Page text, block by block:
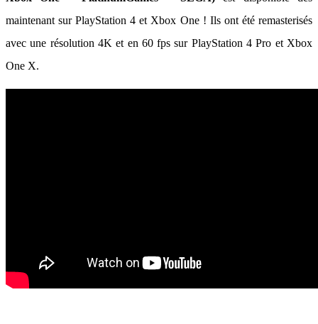
maintenant sur PlayStation 4 et Xbox One ! Ils ont été remasterisés
avec une résolution 4K et en 60 fps sur PlayStation 4 Pro et Xbox
One X.